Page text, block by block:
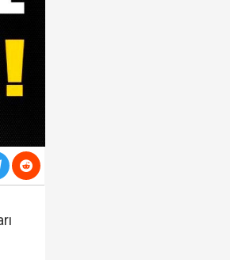
ve Öcalan kapsam
'dokunulmazlığının'
kaydım varsa idam edilmeye